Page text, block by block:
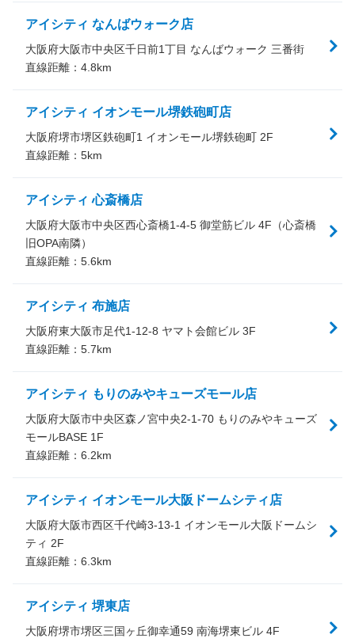
アイシティ なんばウォーク店
大阪府大阪市中央区千日前1丁目 なんばウォーク 三番街
直線距離： 4.8km
アイシティ イオンモール堺鉄砲町店
大阪府堺市堺区鉄砲町1 イオンモール堺鉄砲町 2F
直線距離： 5km
アイシティ 心斎橋店
大阪府大阪市中央区西心斎橋1-4-5 御堂筋ビル 4F（心斎橋
旧OPA南隣）
直線距離： 5.6km
アイシティ 布施店
大阪府東大阪市足代1-12-8 ヤマト会館ビル 3F
直線距離： 5.7km
アイシティ もりのみやキューズモール店
大阪府大阪市中央区森ノ宮中央2-1-70 もりのみやキューズ
モールBASE 1F
直線距離： 6.2km
アイシティ イオンモール大阪ドームシティ店
大阪府大阪市西区千代崎3-13-1 イオンモール大阪ドームシ
ティ 2F
直線距離： 6.3km
アイシティ 堺東店
大阪府堺市堺区三国ヶ丘御幸通59 南海堺東ビル 4F